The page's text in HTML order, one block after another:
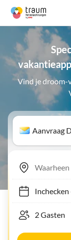
Vind je droom-
Aanvraag
Inchecken-